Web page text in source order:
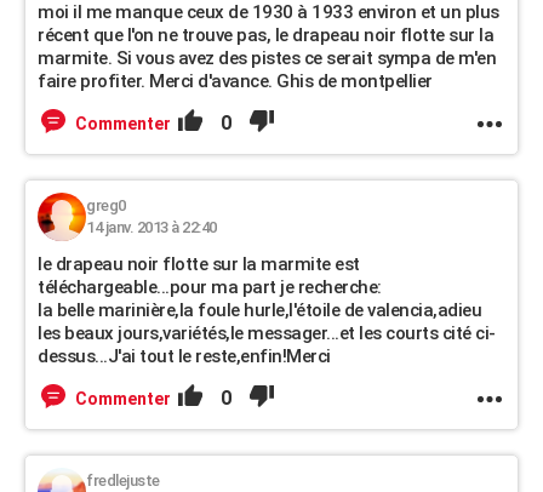
moi il me manque ceux de 1930 à 1933 environ et un plus
récent que l'on ne trouve pas, le drapeau noir flotte sur la
marmite. Si vous avez des pistes ce serait sympa de m'en
faire profiter. Merci d'avance. Ghis de montpellier
Commenter 0
greg0
14 janv. 2013 à 22:40
le drapeau noir flotte sur la marmite est
téléchargeable...pour ma part je recherche:
la belle marinière,la foule hurle,l'étoile de valencia,adieu
les beaux jours,variétés,le messager...et les courts cité ci-
dessus...J'ai tout le reste,enfin!Merci
Commenter 0
fredlejuste